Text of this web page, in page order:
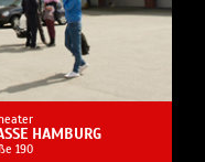
HAMBURG
190